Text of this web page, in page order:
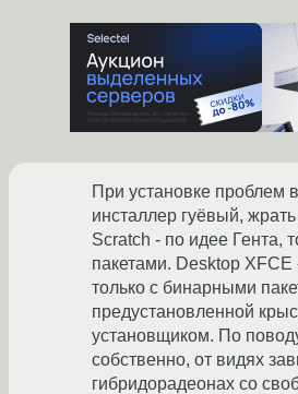
При установке проблем
инсталлер гуёвый,
Scratch - по идее Гента,
пакетами. Desktop XFCE
только с бинарными
предустановленной
установщиком. По
собственно, от видях
гибридорадеонах со